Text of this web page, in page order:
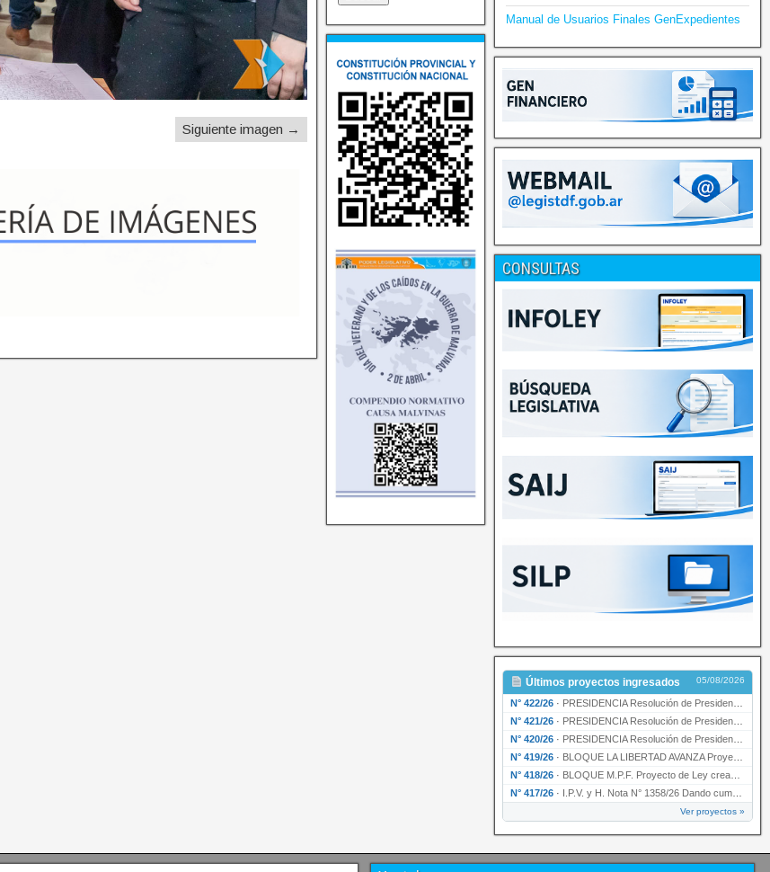
Siguiente imagen →
Manual de Usuarios Finales GenExpedientes
CONSULTAS
Últimos proyectos ingresados 05/08/2026
N° 422/26 · PRESIDENCIA Resolución de Presidencia N° 200/26 para su ratificación.
N° 421/26 · PRESIDENCIA Resolución de Presidencia N° 199/26 para su ratificación.
N° 420/26 · PRESIDENCIA Resolución de Presidencia N° 198/26 para su ratificación.
N° 419/26 · BLOQUE LA LIBERTAD AVANZA Proyecto de Ley declarando la esencialidad del servicio educativ…
N° 418/26 · BLOQUE M.P.F. Proyecto de Ley creando el Ente Único Regulador de servicios públicos de la …
N° 417/26 · I.P.V. y H. Nota N° 1358/26 Dando cumplimiento al artículo 29 de la Ley provincial N° 1399…
Ver proyectos »